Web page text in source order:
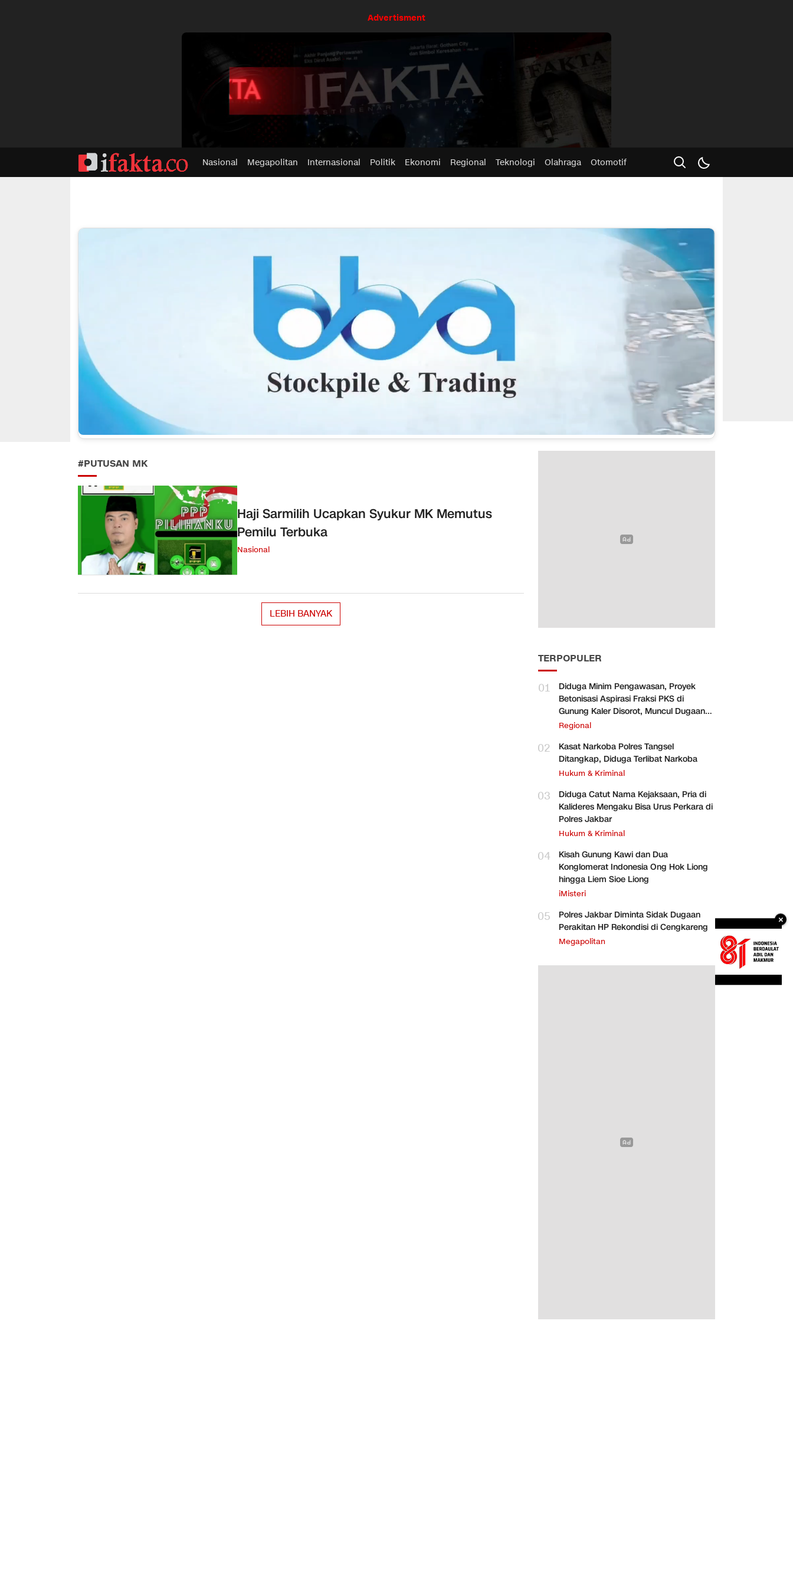
Advertisment
Nasional Megapolitan Internasional Politik Ekonomi Regional Teknologi Olahraga Otomotif
#PUTUSAN MK
Haji Sarmilih Ucapkan Syukur MK Memutus
Pemilu Terbuka
Nasional
LEBIH BANYAK
TERPOPULER
01
Diduga Minim Pengawasan, Proyek
Betonisasi Aspirasi Fraksi PKS di
Gunung Kaler Disorot, Muncul Dugaan
Pengurangan Volume
Regional
02
Kasat Narkoba Polres Tangsel
Ditangkap, Diduga Terlibat Narkoba
Hukum & Kriminal
03
Diduga Catut Nama Kejaksaan, Pria di
Kalideres Mengaku Bisa Urus Perkara di
Polres Jakbar
Hukum & Kriminal
04
Kisah Gunung Kawi dan Dua
Konglomerat Indonesia Ong Hok Liong
hingga Liem Sioe Liong
iMisteri
05
Polres Jakbar Diminta Sidak Dugaan
Perakitan HP Rekondisi di Cengkareng
Megapolitan
×